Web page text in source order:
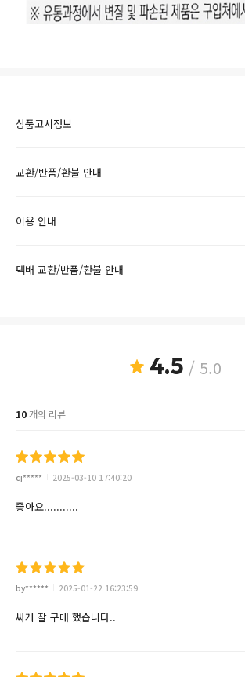
상품고시정보
교환/반품/환불 안내
이용 안내
택배 교환/반품/환불 안내
4.5 / 5.0
10개의 리뷰
cj***** 2025-03-10 17:40:20
좋아요...........
by****** 2025-01-22 16:23:59
싸게 잘 구매 했습니다..